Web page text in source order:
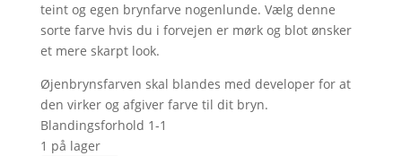
teint og egen brynfarve nogenlunde. Vælg denne
sorte farve hvis du i forvejen er mørk og blot ønsker
et mere skarpt look.
Øjenbrynsfarven skal blandes med developer for at
den virker og afgiver farve til dit bryn.
Blandingsforhold 1-1
1 på lager